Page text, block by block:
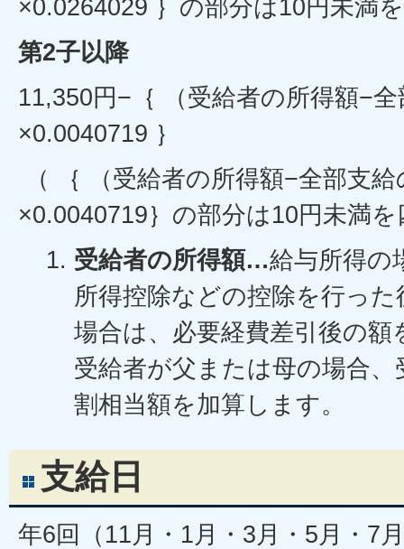
×0.0264029 ｝の部分は10円未満
第2子以降
11,350円−｛ （受給者の所得額−
×0.0040719 ｝
（ ｛ （受給者の所得額−全部支
×0.0040719｝の部分は10円未満
受給者の所得額…給与所得の
所得控除などの控除を行っ
場合は、必要経費差引後の
受給者が父または母の場合
割相当額を加算します。
支給日
年6回（11月・1月・3月・5月・7